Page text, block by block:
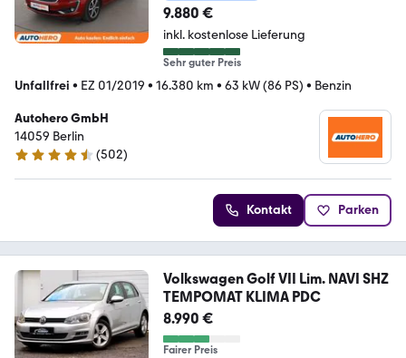
9.880 €
inkl. kostenlose Lieferung
Sehr guter Preis
Unfallfrei • EZ 01/2019 • 16.380 km • 63 kW (86 PS) • Benzin
Autohero GmbH
14059 Berlin
4.5 Sterne
(502)
Kontakt Parken
Volkswagen Golf VII Lim. NAVI SHZ
TEMPOMAT KLIMA PDC
8.990 €
Fairer Preis